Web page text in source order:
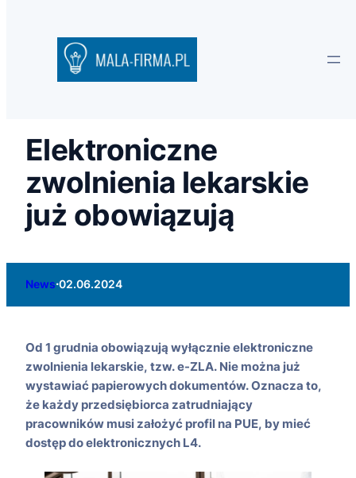
Elektroniczne
zwolnienia lekarskie
już obowiązują
News·02.06.2024
Od 1 grudnia obowiązują wyłącznie elektroniczne
zwolnienia lekarskie, tzw. e-ZLA. Nie można już
wystawiać papierowych dokumentów. Oznacza to,
że każdy przedsiębiorca zatrudniający
pracowników musi założyć profil na PUE, by mieć
dostęp do elektronicznych L4.